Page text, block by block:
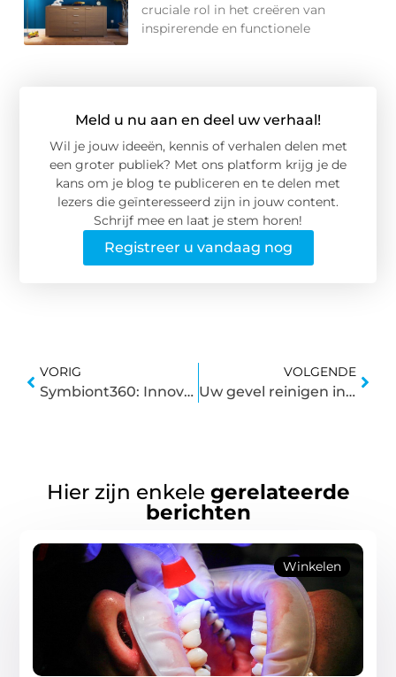
cruciale rol in het creëren van
inspirerende en functionele
Meld u nu aan en deel uw verhaal!
Wil je jouw ideeën, kennis of verhalen delen met
een groter publiek? Met ons platform krijg je de
kans om je blog te publiceren en te delen met
lezers die geïnteresseerd zijn in jouw content.
Schrijf mee en laat je stem horen!
Registreer u vandaag nog
VORIG
Symbiont360: Innovatie in fitness en gezondheid met EMS training
VOLGENDE
Uw gevel reinigen in Breda: de eerste stap tegen vervuiling en vocht
Hier zijn enkele gerelateerde
berichten
Winkelen